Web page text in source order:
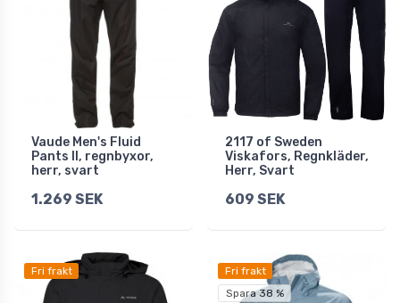
Vaude Men's Fluid
Pants II, regnbyxor,
herr, svart
1.269 SEK
2117 of Sweden
Viskafors, Regnkläder,
Herr, Svart
609 SEK
Fri frakt
Fri frakt
Spara 38 %